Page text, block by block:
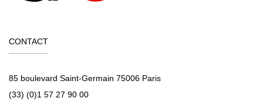
CONTACT
85 boulevard Saint-Germain 75006 Paris
(33) (0)1 57 27 90 00